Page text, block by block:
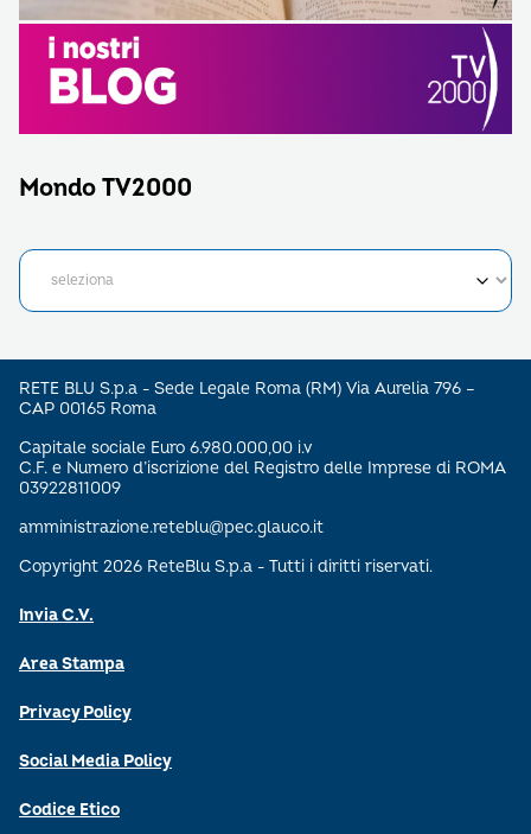
Mondo TV2000
RETE BLU S.p.a - Sede Legale Roma (RM) Via Aurelia 796 –
CAP 00165 Roma
Capitale sociale Euro 6.980.000,00 i.v
C.F. e Numero d’iscrizione del Registro delle Imprese di ROMA
03922811009
amministrazione.reteblu@pec.glauco.it
Copyright 2026 ReteBlu S.p.a - Tutti i diritti riservati.
Invia C.V.
Area Stampa
Privacy Policy
Social Media Policy
Codice Etico